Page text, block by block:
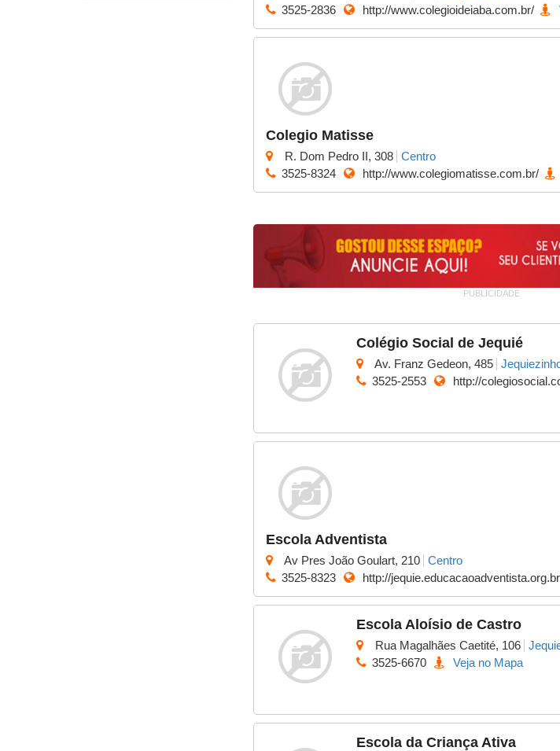
3525-2836
http://www.colegioideiaba.com.br/
Colegio Matisse
R. Dom Pedro II, 308 Centro
3525-8324
http://www.colegiomatisse.com.br/
PUBLICIDADE
Colégio Social de Jequié
Av. Franz Gedeon, 485
3525-2553
http://
Escola Adventista
Av Pres João Goulart, 210 Centro
3525-8323
http://jequie.educacaoadventista.org.br
Escola Aloísio de Castro
Rua Magalhães Caetité, 106
3525-6670
Veja no Mapa
Escola da Criança Ativa